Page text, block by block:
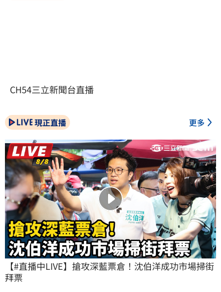
CH54三立新聞台直播
現正直播 更多
【#直播中LIVE】搶攻深藍票倉！沈伯洋成功市場掃街
拜票